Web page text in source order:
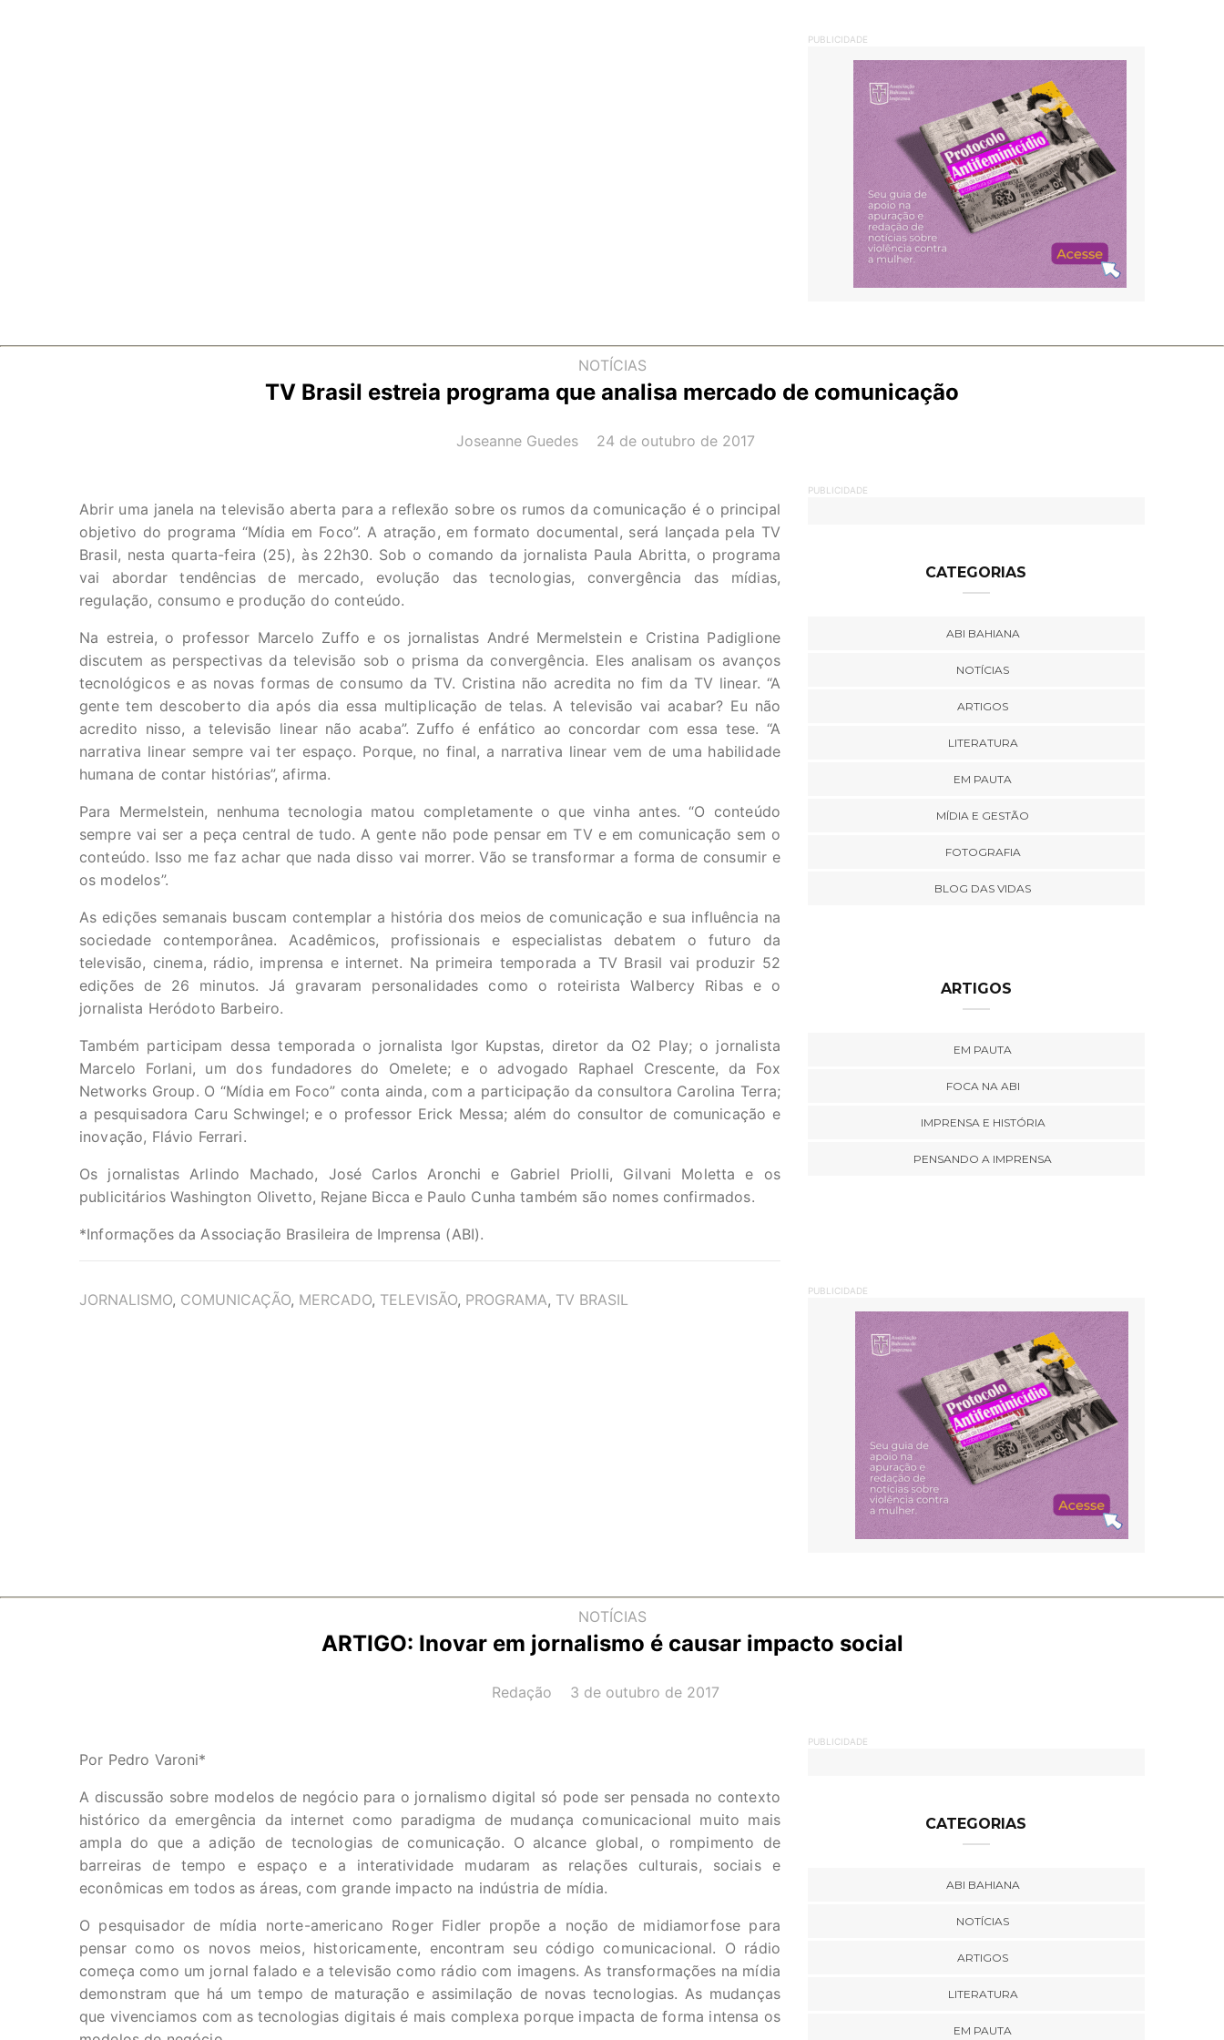
PUBLICIDADE
NOTÍCIAS
TV Brasil estreia programa que analisa mercado de comunicação
AUTOR(A):
Joseanne Guedes DATA:
24 de outubro de 2017
Abrir uma janela na televisão aberta para a reflexão sobre os rumos da comunicação é o principal
objetivo do programa “Mídia em Foco”. A atração, em formato documental, será lançada pela TV
Brasil, nesta quarta-feira (25), às 22h30. Sob o comando da jornalista Paula Abritta, o programa
vai abordar tendências de mercado, evolução das tecnologias, convergência das mídias,
regulação, consumo e produção do conteúdo.
Na estreia, o professor Marcelo Zuffo e os jornalistas André Mermelstein e Cristina Padiglione
discutem as perspectivas da televisão sob o prisma da convergência. Eles analisam os avanços
tecnológicos e as novas formas de consumo da TV. Cristina não acredita no fim da TV linear. “A
gente tem descoberto dia após dia essa multiplicação de telas. A televisão vai acabar? Eu não
acredito nisso, a televisão linear não acaba”. Zuffo é enfático ao concordar com essa tese. “A
narrativa linear sempre vai ter espaço. Porque, no final, a narrativa linear vem de uma habilidade
humana de contar histórias”, afirma.
Para Mermelstein, nenhuma tecnologia matou completamente o que vinha antes. “O conteúdo
sempre vai ser a peça central de tudo. A gente não pode pensar em TV e em comunicação sem o
conteúdo. Isso me faz achar que nada disso vai morrer. Vão se transformar a forma de consumir e
os modelos”.
As edições semanais buscam contemplar a história dos meios de comunicação e sua influência na
sociedade contemporânea. Acadêmicos, profissionais e especialistas debatem o futuro da
televisão, cinema, rádio, imprensa e internet. Na primeira temporada a TV Brasil vai produzir 52
edições de 26 minutos. Já gravaram personalidades como o roteirista Walbercy Ribas e o
jornalista Heródoto Barbeiro.
Também participam dessa temporada o jornalista Igor Kupstas, diretor da O2 Play; o jornalista
Marcelo Forlani, um dos fundadores do Omelete; e o advogado Raphael Crescente, da Fox
Networks Group. O “Mídia em Foco” conta ainda, com a participação da consultora Carolina Terra;
a pesquisadora Caru Schwingel; e o professor Erick Messa; além do consultor de comunicação e
inovação, Flávio Ferrari.
Os jornalistas Arlindo Machado, José Carlos Aronchi e Gabriel Priolli, Gilvani Moletta e os
publicitários Washington Olivetto, Rejane Bicca e Paulo Cunha também são nomes confirmados.
*Informações da Associação Brasileira de Imprensa (ABI).
TAGS
JORNALISMO, COMUNICAÇÃO, MERCADO, TELEVISÃO, PROGRAMA, TV BRASIL
PUBLICIDADE
CATEGORIAS
ABI BAHIANA
NOTÍCIAS
ARTIGOS
LITERATURA
EM PAUTA
MÍDIA E GESTÃO
FOTOGRAFIA
BLOG DAS VIDAS
ARTIGOS
EM PAUTA
FOCA NA ABI
IMPRENSA E HISTÓRIA
PENSANDO A IMPRENSA
PUBLICIDADE
NOTÍCIAS
ARTIGO: Inovar em jornalismo é causar impacto social
AUTOR(A):
Redação DATA:
3 de outubro de 2017
Por Pedro Varoni*
A discussão sobre modelos de negócio para o jornalismo digital só pode ser pensada no contexto
histórico da emergência da internet como paradigma de mudança comunicacional muito mais
ampla do que a adição de tecnologias de comunicação. O alcance global, o rompimento de
barreiras de tempo e espaço e a interatividade mudaram as relações culturais, sociais e
econômicas em todos as áreas, com grande impacto na indústria de mídia.
O pesquisador de mídia norte-americano Roger Fidler propõe a noção de midiamorfose para
pensar como os novos meios, historicamente, encontram seu código comunicacional. O rádio
começa como um jornal falado e a televisão como rádio com imagens. As transformações na mídia
demonstram que há um tempo de maturação e assimilação de novas tecnologias. As mudanças
que vivenciamos com as tecnologias digitais é mais complexa porque impacta de forma intensa os
PUBLICIDADE
CATEGORIAS
ABI BAHIANA
NOTÍCIAS
ARTIGOS
LITERATURA
EM PAUTA